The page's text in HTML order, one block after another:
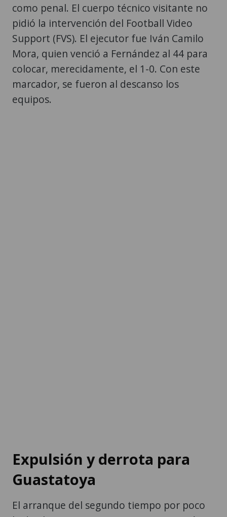
como penal. El cuerpo técnico visitante no
pidió la intervención del Football Video
Support (FVS). El ejecutor fue Iván Camilo
Mora, quien venció a Fernández al 44 para
colocar, merecidamente, el 1-0. Con este
marcador, se fueron al descanso los
equipos.
Expulsión y derrota para
Guastatoya
El arranque del segundo tiempo por poco